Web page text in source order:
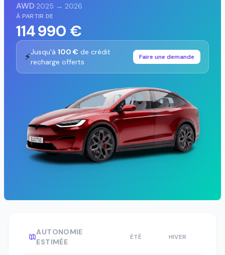
AWD·2025 → 2026
À PARTIR DE
114 990 €
⚡Jusqu'à 100 € de crédit
recharge offerts
Faire une demande
AUTONOMIE
ESTIMÉE
ÉTÉ HIVER